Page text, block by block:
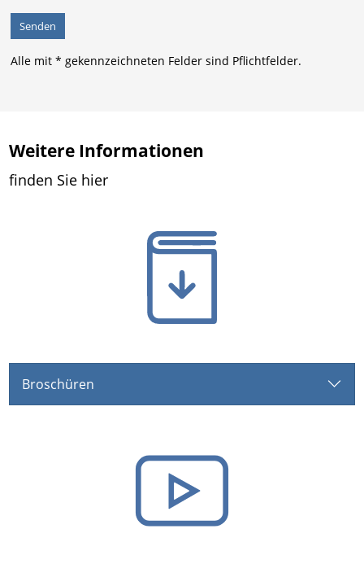
Alle mit * gekennzeichneten Felder sind Pflichtfelder.
Weitere Informationen
finden Sie hier
Broschüren